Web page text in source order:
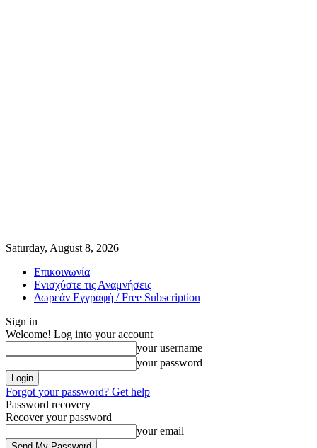
Saturday, August 8, 2026
Επικοινωνία
Ενισχύστε τις Αναμνήσεις
Δωρεάν Εγγραφή / Free Subscription
Sign in
Welcome! Log into your account
your username
your password
Forgot your password? Get help
Password recovery
Recover your password
your email